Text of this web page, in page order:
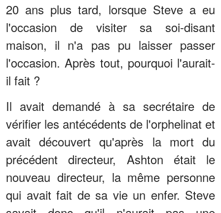
20 ans plus tard, lorsque Steve a eu
l'occasion de visiter sa soi-disant
maison, il n'a pas pu laisser passer
l'occasion. Après tout, pourquoi l'aurait-
il fait ?
Il avait demandé à sa secrétaire de
vérifier les antécédents de l'orphelinat et
avait découvert qu'après la mort du
précédent directeur, Ashton était le
nouveau directeur, la même personne
qui avait fait de sa vie un enfer. Steve